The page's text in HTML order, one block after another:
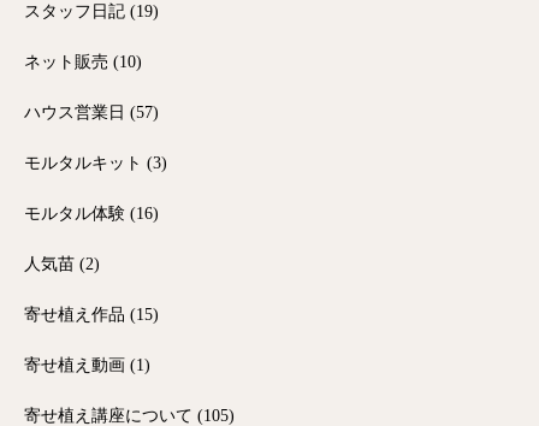
スタッフ日記 (19)
ネット販売 (10)
ハウス営業日 (57)
モルタルキット (3)
モルタル体験 (16)
人気苗 (2)
寄せ植え作品 (15)
寄せ植え動画 (1)
寄せ植え講座について (105)